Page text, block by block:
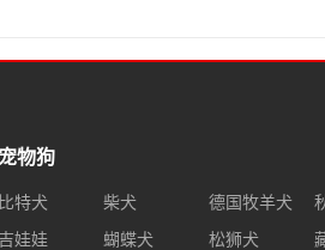
宠物狗
比特犬 柴犬 德国牧羊犬
吉娃娃 蝴蝶犬 松狮犬